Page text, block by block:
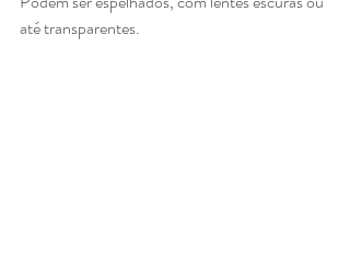
até transparentes.